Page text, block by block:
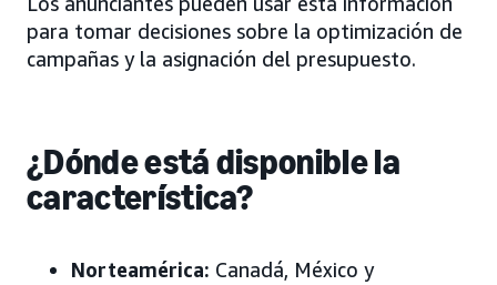
para tomar decisiones sobre la optimización de
campañas y la asignación del presupuesto.
¿Dónde está disponible la
característica?
Norteamérica: Canadá, México y